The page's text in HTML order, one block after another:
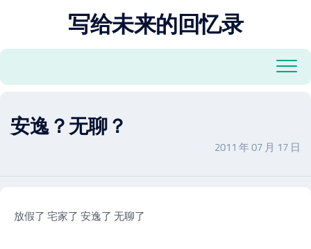
容
写给未来的回忆录
安逸？无聊？
2011 年 07 月 17 日
放假了 宅家了 安逸了 无聊了